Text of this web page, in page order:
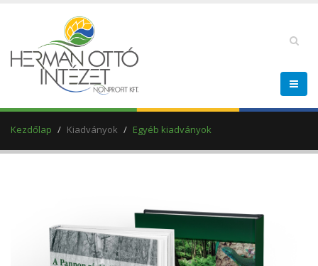
Kezdőlap Kiadványok Egyéb kiadványok